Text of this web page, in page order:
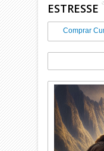
ESTRESSE
Comprar